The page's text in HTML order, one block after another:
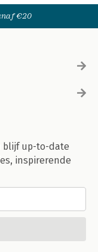
€20
blijf up-to-date
inspirerende